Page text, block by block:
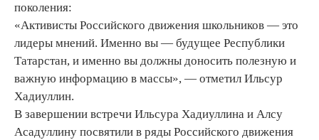
поколения:
«Активисты Российского движения школьников — это
лидеры мнений. Именно вы — будущее Республики
Татарстан, и именно вы должны доносить полезную и
важную информацию в массы», — отметил Ильсур
Хадиуллин.
В завершении встречи Ильсура Хадиуллина и Алсу
Асадуллину посвятили в ряды Российского движения